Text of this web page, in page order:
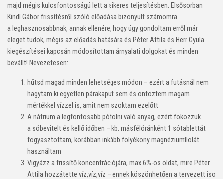
majd mégis kulcsfontosságú lett a sikeres teljesítésben. Elsősorban
Kindl Gábor frissítésről szóló előadása bizonyult számomra
a leghasznosabbnak, annak ellenére, hogy úgy gondoltam erről már
eleget tudok, mégis az előadás hatására és Péter Attila és Herr Gyula
kiegészítései kapcsán módosítottam árnyalati dolgokat és minden
bevállt! Nevezetesen:
hűtsd magad minden lehetséges módon – ezért a futásnál nem
hagytam ki egyetlen párakaput sem és öntöztem magam
mértékkel vízzel is, amit nem szoktam ezelőtt
A nátrium a legfontosabb pótolni való anyag, ezért fokozzuk
a sóbevitelt és kellő időben – kb. másfélóránként 1 sótablettát
fogyasztottam, korábban inkább folyékony magnéziumfiolát
használtam
Vigyázz a frissítő koncentrációjára, max 6%-os oldat, mire Péter
Attila hozzátette víz,víz,víz – ennek köszönhetően a tervezett iso